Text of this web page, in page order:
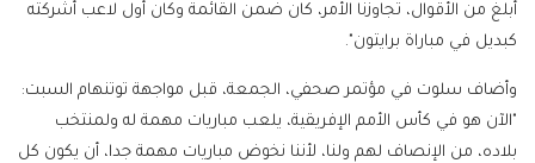
أبلغ من الأقوال، تجاوزنا الأمر، كان ضمن القائمة وكان أول لاعب أشركته
كبديل في مباراة برايتون".
وأضاف سلوت في مؤتمر صحفي، الجمعة، قبل مواجهة توتنهام السبت:
"الآن هو في كأس الأمم الإفريقية، يلعب مباريات مهمة له ولمنتخب
بلاده، من الإنصاف لهم ولنا، لأننا نخوض مباريات مهمة جدا، أن يكون كل